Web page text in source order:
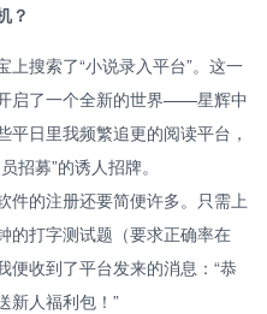
？
搜索了“小说录入平台”。这一
启了一个全新的世界——星辉中
日里我频繁追更的阅读平台，
招募”的诱人招牌。
件的注册还要简便许多。只需上
的打字测试题（要求正确率在
便收到了平台发来的消息：“恭
新人福利包！”